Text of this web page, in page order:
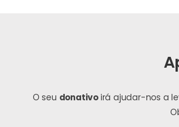
O seu donativo irá ajudar-nos a